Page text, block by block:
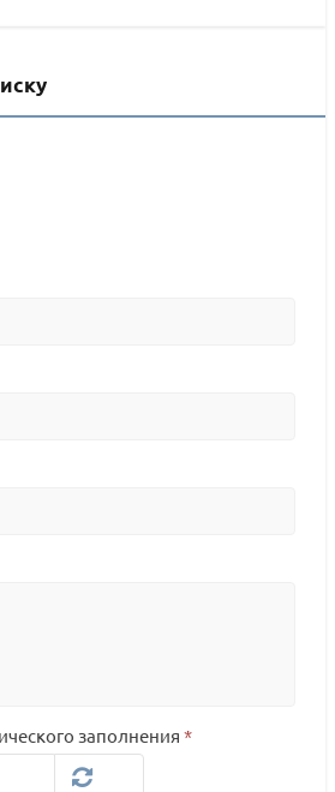
заполнения *